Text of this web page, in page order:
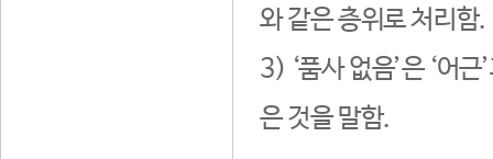
와 같은 층위로 처리함.
3) ‘품사 없음’은 ‘어
은 것을 말함.